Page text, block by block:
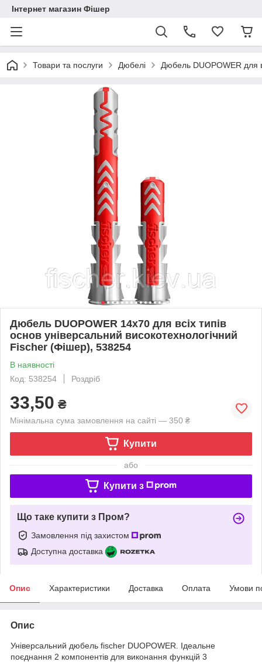
Інтернет магазин Фішер
Товари та послуги Дюбелі Дюбель DUOPOWER для
Дюбель DUOPOWER 14x70 для всіх типів
основ універсальний високотехнологічний
Fischer (Фішер), 538254
В наявності
Код: 538254
Роздріб
33,50 ₴
Мінімальна сума замовлення на сайті — 350 ₴
Купити
або
Купити з
Що таке купити з Пром?
Замовлення під захистом
Доступна доставка
Опис Характеристики Доставка Оплата Умови
Опис
Універсальний дюбель fischer DUOPOWER. Ідеальне
поєднання 2 компонентів для виконання функцій 3